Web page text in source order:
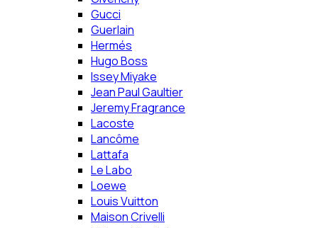
Gucci
Guerlain
Hermés
Hugo Boss
Issey Miyake
Jean Paul Gaultier
Jeremy Fragrance
Lacoste
Lancôme
Lattafa
Le Labo
Loewe
Louis Vuitton
Maison Crivelli